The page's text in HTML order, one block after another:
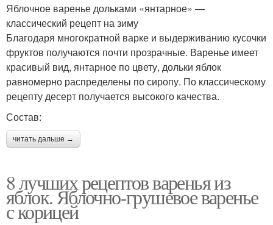
Яблочное варенье дольками «янтарное» —
классический рецепт на зиму
Благодаря многократной варке и выдерживанию кусочки
фруктов получаются почти прозрачные. Варенье имеет
красивый вид, янтарное по цвету, дольки яблок
равномерно распределены по сиропу. По классическому
рецепту десерт получается высокого качества.
Состав:
читать дальше →
8 лучших рецептов варенья из
яблок. Яблочно-грушевое варенье
с корицей